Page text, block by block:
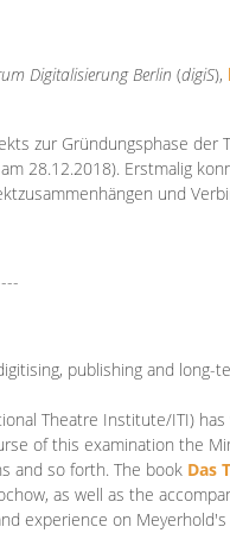
DigitalisierungBerlin (digiS),
zur Gründungsphase der
28.12.2018). Erstmalig
und
publishing and long-
Theatre Institute/ITI)
of this examination the
and so forth. The book Das
as well as the
experience on